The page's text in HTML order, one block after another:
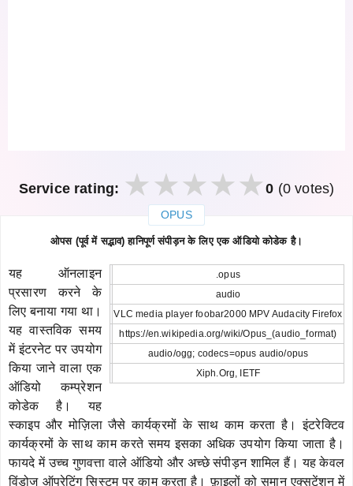
Service rating: 0 (0 votes)
OPUS
ओपस (पूर्व में सद्भाव) हानिपूर्ण संपीड़न के लिए एक ऑडियो कोडेक है।
.opus
audio
VLC media player foobar2000 MPV Audacity Firefox
https://en.wikipedia.org/wiki/Opus_(audio_format)
audio/ogg; codecs=opus audio/opus
Xiph.Org, IETF
यह ऑनलाइन
प्रसारण करने के
लिए बनाया गया था।
यह वास्तविक समय
में इंटरनेट पर उपयोग
किया जाने वाला एक
ऑडियो कम्प्रेशन
कोडेक है। यह
स्काइप और मोज़िला जैसे कार्यक्रमों के साथ काम करता है। इंटरेक्टिव
कार्यक्रमों के साथ काम करते समय इसका अधिक उपयोग किया जाता है।
फायदे में उच्च गुणवत्ता वाले ऑडियो और अच्छे संपीड़न शामिल हैं। यह केवल
विंडोज ऑपरेटिंग सिस्टम पर काम करता है। फ़ाइलों को समान एक्सटेंशन में